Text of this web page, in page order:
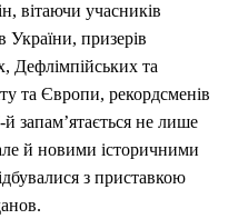
вітаючи учасників
України, призерів
Дефлімпійських та
та Європи, рекордсменів
запам’ятається не лише
й новими історичними
з приставкою